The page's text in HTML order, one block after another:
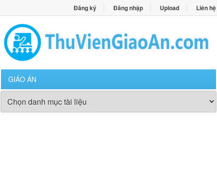
Đăng ký Đăng nhập Upload Liên hệ
GIÁO ÁN